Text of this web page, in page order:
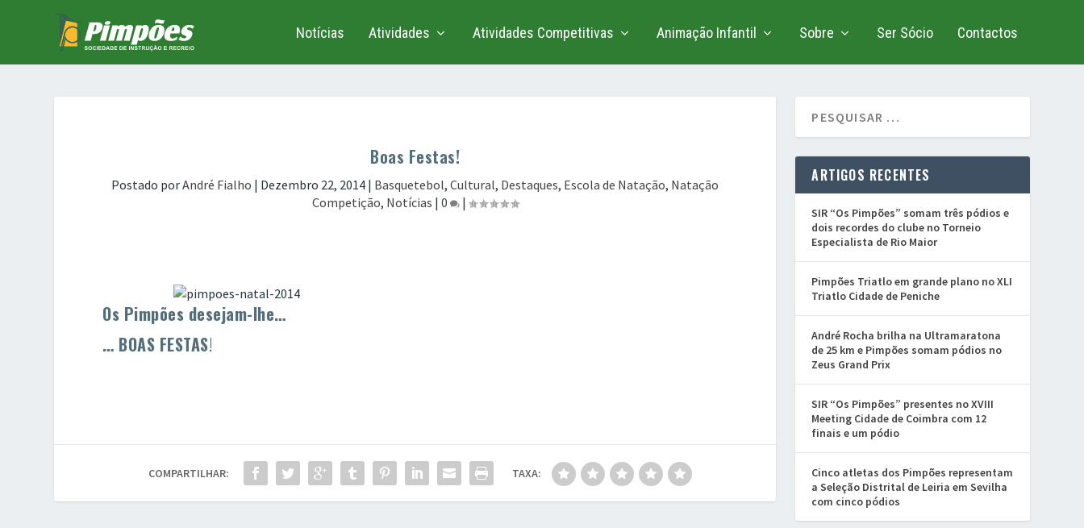
Notícias Atividades Atividades Competitivas Animação Infantil Sobre Ser Sócio Contactos
Boas Festas!
Postado porAndré Fialho | Dezembro 22, 2014 | Basquetebol,Cultural, Destaques, Escola de Natação, Natação
Competição, Notícias | 0 |
Os Pimpões desejam-lhe…
… BOAS FESTAS!
COMPARTILHAR: TAXA:
ARTIGOS RECENTES
SIR “Os Pimpões” somam três pódios e
dois recordes do clube no Torneio
Especialista de Rio Maior
Pimpões Triatlo em grande plano no XLI
Triatlo Cidade de Peniche
André Rocha brilha na Ultramaratona
de 25 km e Pimpões somam pódios no
Zeus Grand Prix
SIR “Os Pimpões” presentes no XVIII
Meeting Cidade de Coimbra com 12
finais e um pódio
Cinco atletas dos Pimpões representam
a Seleção Distrital de Leiria em Sevilha
com cinco pódios